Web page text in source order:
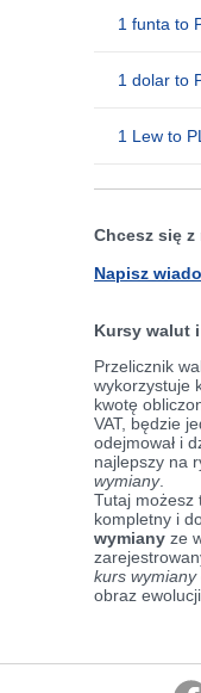
1 funta to
1 dolar to
1 Lew to
Chcesz się
Napisz
Kursy walut
Przelicznik
wykorzystuje
kwotę
VAT, będzie
odejmował i
najlepszy na
wymiany.
Tutaj możesz
kompletny i
wymiany ze
kurs wymiany
obraz